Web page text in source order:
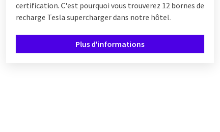
certification. C'est pourquoi vous trouverez 12 bornes de
recharge Tesla supercharger dans notre hôtel.
Plus d'informations